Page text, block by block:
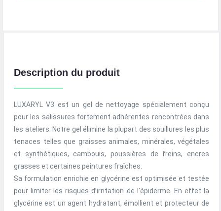
Description du produit
LUXARYL V3 est un gel de nettoyage spécialement conçu
pour les salissures fortement adhérentes rencontrées dans
les ateliers. Notre gel élimine la plupart des souillures les plus
tenaces telles que graisses animales, minérales, végétales
et synthétiques, cambouis, poussières de freins, encres
grasses et certaines peintures fraîches.
Sa formulation enrichie en glycérine est optimisée et testée
pour limiter les risques d’irritation de l'épiderme. En effet la
glycérine est un agent hydratant, émollient et protecteur de